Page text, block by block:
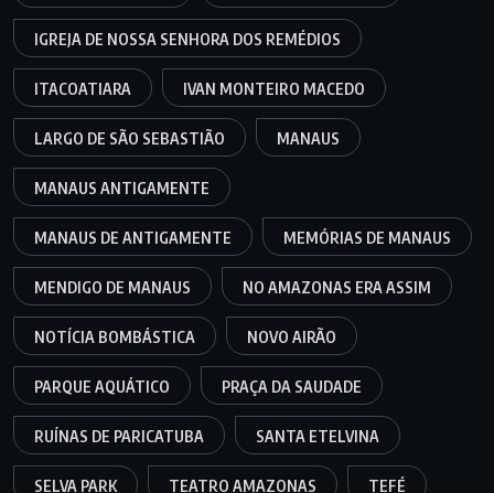
IGREJA DE NOSSA SENHORA DOS REMÉDIOS
ITACOATIARA IVAN MONTEIRO MACEDO
LARGO DE SÃO SEBASTIÃO MANAUS
MANAUS ANTIGAMENTE
MANAUS DE ANTIGAMENTE MEMÓRIAS DE MANAUS
MENDIGO DE MANAUS NO AMAZONAS ERA ASSIM
NOTÍCIA BOMBÁSTICA NOVO AIRÃO
PARQUE AQUÁTICO PRAÇA DA SAUDADE
RUÍNAS DE PARICATUBA SANTA ETELVINA
SELVA PARK TEATRO AMAZONAS TEFÉ